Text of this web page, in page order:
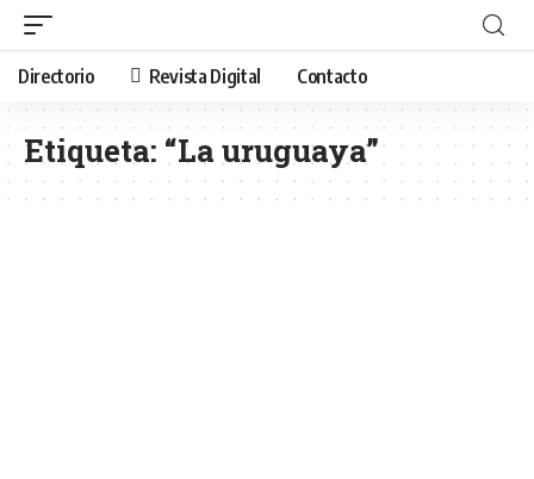
Directorio Revista Digital Contacto
Etiqueta: “La uruguaya”